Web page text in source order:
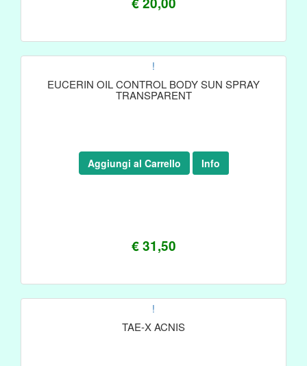
!
EUCERIN OIL CONTROL BODY SUN SPRAY
TRANSPARENT
€ 31,50
Aggiungi al Carrello Info
!
TAE-X ACNIS